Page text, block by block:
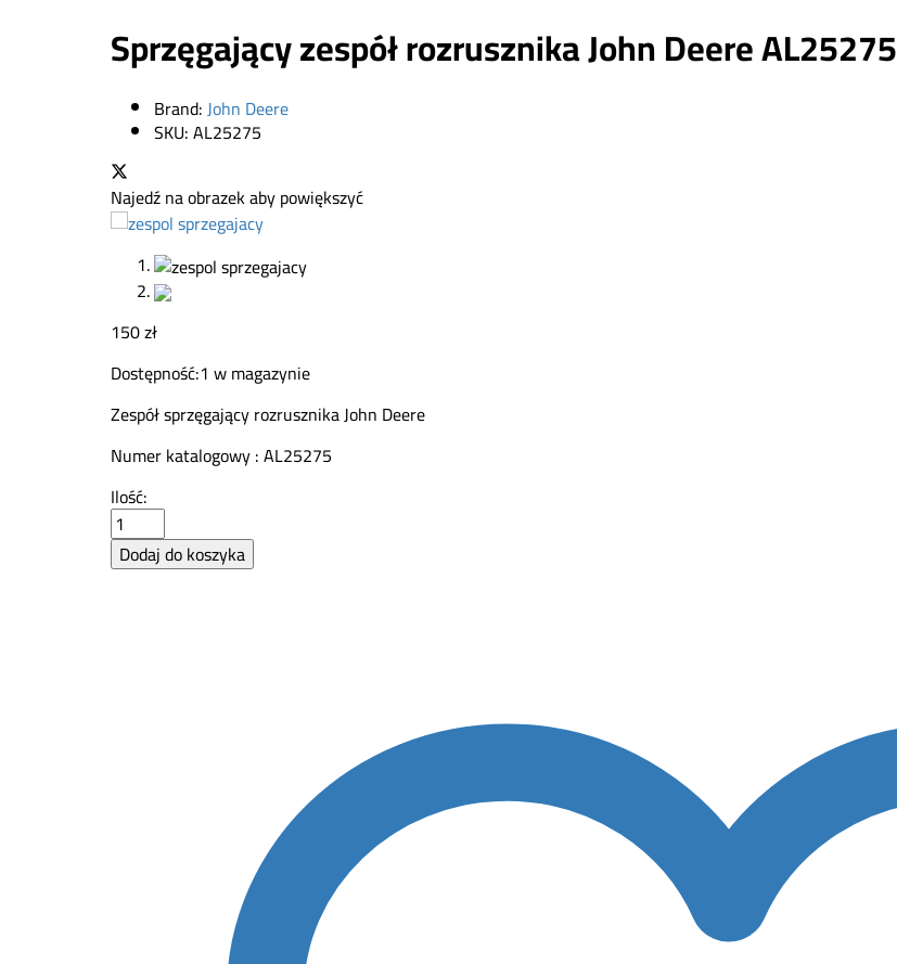
Sprzęgający zespół rozrusznika John Deere AL25275
Brand:John Deere
SKU:AL25275
Najedź na obrazek aby powiększyć
150zł
Dostępność:1 w magazynie
Zespół sprzęgający rozrusznika John Deere
Numer katalogowy : AL25275
Sprzęgający
zespół
rozrusznika
John
Ilość:
Dodaj do koszyka